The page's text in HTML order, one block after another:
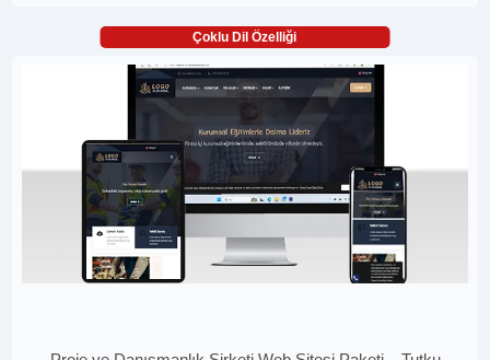
Çoklu Dil Özelliği